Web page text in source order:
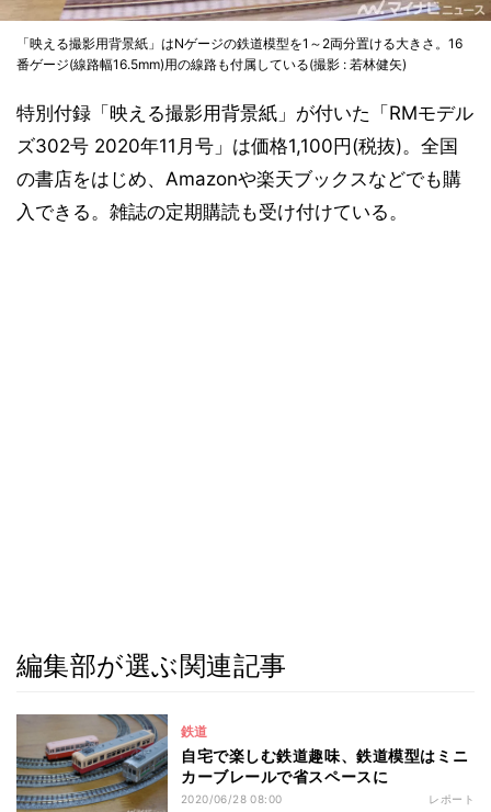
「映える撮影用背景紙」はNゲージの鉄道模型を1～2両分置ける大きさ。16
番ゲージ(線路幅16.5mm)用の線路も付属している(撮影 : 若林健矢)
特別付録「映える撮影用背景紙」が付いた「RMモデル
ズ302号 2020年11月号」は価格1,100円(税抜)。全国
の書店をはじめ、Amazonや楽天ブックスなどでも購
入できる。雑誌の定期購読も受け付けている。
編集部が選ぶ関連記事
鉄道
自宅で楽しむ鉄道趣味、鉄道模型はミニ
カーブレールで省スペースに
2020/06/28 08:00 レポート